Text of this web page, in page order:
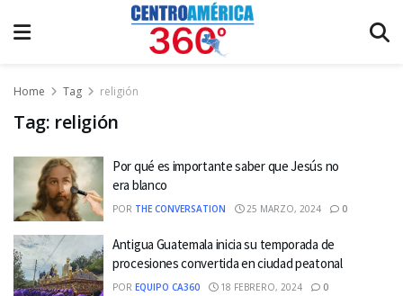
Home Tag religión
Tag: religión
Por qué es importante saber que Jesús no
era blanco
POR THE CONVERSATION 25 MARZO, 2024 0
Antigua Guatemala inicia su temporada de
procesiones convertida en ciudad peatonal
POR EQUIPO CA360 18 FEBRERO, 2024 0